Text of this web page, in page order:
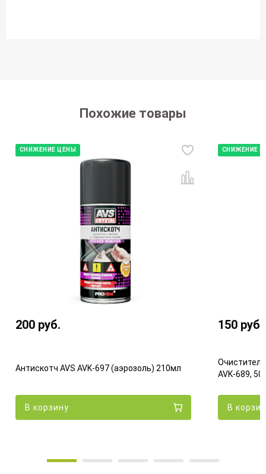
Похожие товары
СНИЖЕНИЕ ЦЕНЫ
200 руб.
Антискотч AVS AVK-697 (аэрозоль) 210мл
В корзину
СНИЖЕНИЕ
150 руб.
AVK-689,
В